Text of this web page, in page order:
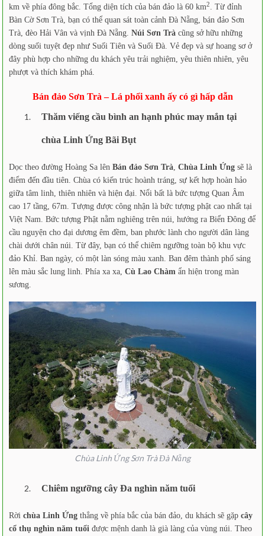
km về phía đông bắc. Tổng diện tích của bán đảo là 60 km2. Từ đỉnh
Bàn Cờ Sơn Trà, bạn có thể quan sát toàn cảnh Đà Nẵng, bán đảo Sơn
Trà, đèo Hải Vân và vịnh Đà Nẵng.Núi Sơn Trà cũng sở hữu những
dòng suối tuyệt đẹp như Suối Tiên và Suối Đà. Vẻ đẹp và sự hoang sơ ở
đây phù hợp cho những du khách yêu trải nghiệm, yêu thiên nhiên, yêu
phượt và thích khám phá.
Bán đảo Sơn Trà – Lá phổi xanh ấy có gì hấp dẫn
Thăm viếng cầu bình an hạnh phúc may mắn tại
chùa Linh Ứng Bãi Bụt
Dọc theo đường Hoàng Sa lênBán đảo Sơn Trà,Chùa Linh Ứng sẽ là
điểm đến đầu tiên. Chùa có kiến trúc hoành tráng, sự kết hợp hoàn hảo
giữa tâm linh, thiên nhiên và hiện đại. Nổi bất là bức tượng Quan Âm
cao 17 tầng, 67m. Tượng được công nhận là bức tượng phật cao nhất tại
Việt Nam. Bức tượng Phật nằm nghiêng trên núi, hướng ra Biển Đông để
cầu nguyện cho đại dương êm đềm, ban phước lành cho người dân làng
chài dưới chân núi. Từ đây, bạn có thể chiêm ngưỡng toàn bộ khu vực
đảo Khỉ. Ban ngày, có một làn sóng màu xanh. Ban đêm thành phố sáng
lên màu sắc lung linh. Phía xa xa,Cù Lao Chàm ẩn hiện trong màn
sương.
Chùa Linh Ứng Sơn Trà Đà Nẵng
Chiêm ngưỡng cây Đa nghìn năm tuổi
Rờichùa Linh Ứng thẳng về phía bắc của bán đảo, du khách sẽ gặpcây
cổ thụ nghìn năm tuổi được mệnh danh là già làng của vùng núi. Theo